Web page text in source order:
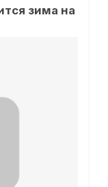
зима на